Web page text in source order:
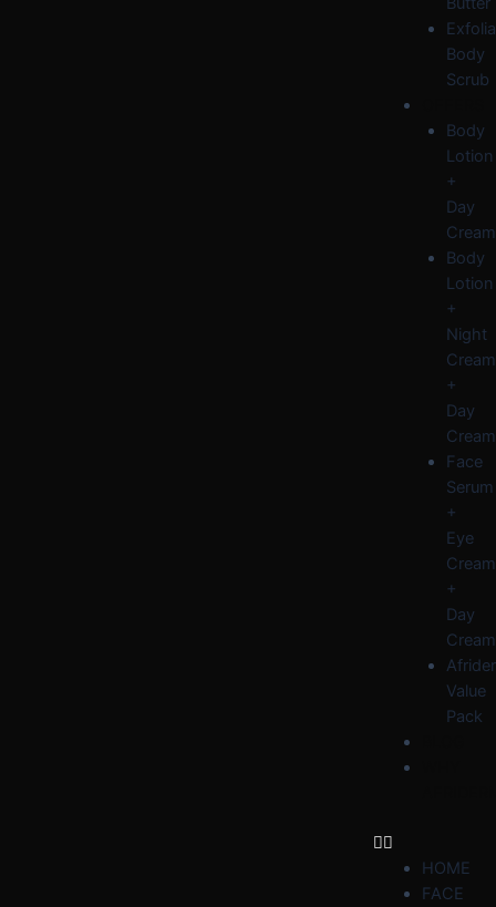
Body
Scrub
Body
Lotion
+
Day
Cream
Body
Lotion
+
Night
Cream
+
Day
Cream
Face
Serum
+
Eye
Cream
+
Day
Cream
Value
Pack
HOME
FACE